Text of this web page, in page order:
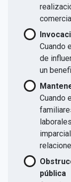
Cuando
de
un
Cuando
pública